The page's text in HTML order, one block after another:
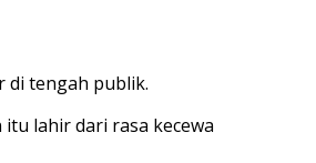
di tengah publik.
lahir dari rasa kecewa